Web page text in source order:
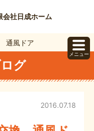
会社日成ホーム
通風ドア
グ
2016.07.18
メニュー